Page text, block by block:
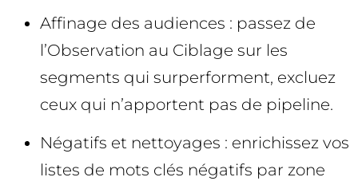
Affinage des audiences : passez de
l’Observation au Ciblage sur les
segments qui surperforment, excluez
ceux qui n’apportent pas de pipeline.
Négatifs et nettoyages : enrichissez vos
listes de mots clés négatifs par zone